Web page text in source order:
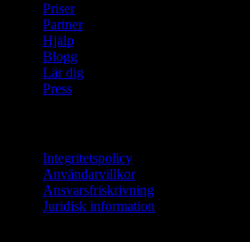
Priser
Partner
Hjälp
Blogg
Lär dig
Press
Integritetspolicy
Användarvillkor
Ansvarsfriskrivning
Juridisk information